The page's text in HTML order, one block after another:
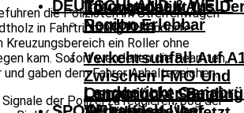
Innovationen Aus
Region Erlebbar
Landgericht
Tötungsdelikt In
Nordhorn
Osnabrücker Beim
DEUTSCHLAND & WELT
Verkehrsunfall Auf
Zwischen FMO Und
Lengerich –
die Polizisten im Streifenwagen
in Fahrtrichtung Eckendorfer
Kreuzungsbereich ein Roller ohne
kam. Sofort wendeten die Beamten,
gaben dem Fahrer Anhaltezeichen.
der Polizei zu reagieren, bog der